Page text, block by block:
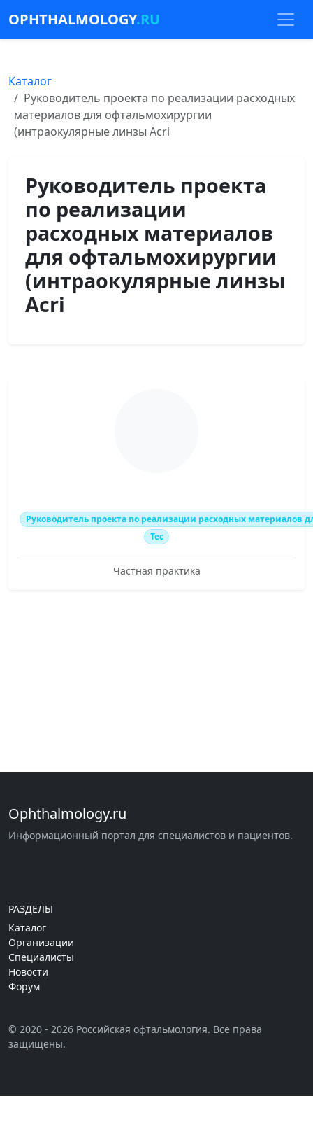
OPHTHALMOLOGY.RU
Каталог
Руководитель проекта по реализации расходных
материалов для офтальмохирургии
(интраокулярные линзы Acri
Руководитель проекта
по реализации
расходных материалов
для офтальмохирургии
(интраокулярные линзы
Acri
Руководитель проекта по реализации расходных
Tec
Частная практика
Ophthalmology.ru
Информационный портал для специалистов и пациентов.
РАЗДЕЛЫ
Каталог
Организации
Специалисты
Новости
Форум
© 2020 - 2026 Российская офтальмология. Все права
защищены.